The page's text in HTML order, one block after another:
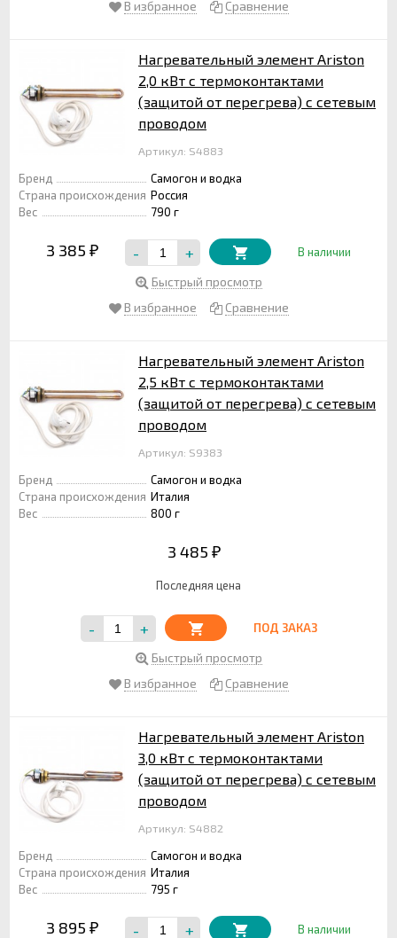
В избранное Сравнение
Нагревательный элемент Ariston
2,0 кВт с термоконтактами
(защитой от перегрева) с сетевым
проводом
Артикул: S4883
Бренд
Самогон и водка
Страна происхождения Россия
Вес
790 г
3 385 ₽ - + В наличии
Быстрый просмотр
В избранное
Сравнение
Нагревательный элемент Ariston
2,5 кВт с термоконтактами
(защитой от перегрева) с сетевым
проводом
Артикул: S9383
Бренд
Самогон и водка
Страна происхождения Италия
Вес
800 г
3 485 ₽
Последняя цена
- + ПОД ЗАКАЗ
Быстрый просмотр
В избранное
Сравнение
Нагревательный элемент Ariston
3,0 кВт с термоконтактами
(защитой от перегрева) с сетевым
проводом
Артикул: S4882
Бренд
Самогон и водка
Страна происхождения Италия
Вес
795 г
3 895 ₽ - + В наличии